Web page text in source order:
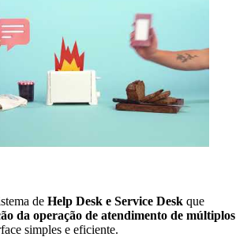
de Help Desk e Service Desk que
da operação de atendimento de múltiplos
simples e eficiente.